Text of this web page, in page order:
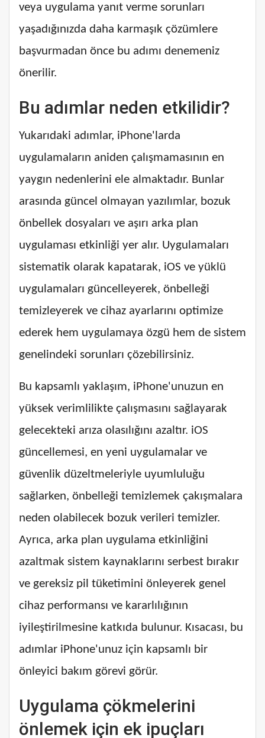
veya uygulama yanıt verme sorunları
yaşadığınızda daha karmaşık çözümlere
başvurmadan önce bu adımı denemeniz
önerilir.
Bu adımlar neden etkilidir?
Yukarıdaki adımlar, iPhone'larda
uygulamaların aniden çalışmamasının en
yaygın nedenlerini ele almaktadır. Bunlar
arasında güncel olmayan yazılımlar, bozuk
önbellek dosyaları ve aşırı arka plan
uygulaması etkinliği yer alır. Uygulamaları
sistematik olarak kapatarak, iOS ve yüklü
uygulamaları güncelleyerek, önbelleği
temizleyerek ve cihaz ayarlarını optimize
ederek hem uygulamaya özgü hem de sistem
genelindeki sorunları çözebilirsiniz.
Bu kapsamlı yaklaşım, iPhone'unuzun en
yüksek verimlilikte çalışmasını sağlayarak
gelecekteki arıza olasılığını azaltır. iOS
güncellemesi, en yeni uygulamalar ve
güvenlik düzeltmeleriyle uyumluluğu
sağlarken, önbelleği temizlemek çakışmalara
neden olabilecek bozuk verileri temizler.
Ayrıca, arka plan uygulama etkinliğini
azaltmak sistem kaynaklarını serbest bırakır
ve gereksiz pil tüketimini önleyerek genel
cihaz performansı ve kararlılığının
iyileştirilmesine katkıda bulunur. Kısacası, bu
adımlar iPhone'unuz için kapsamlı bir
önleyici bakım görevi görür.
Uygulama çökmelerini
önlemek için ek ipuçları